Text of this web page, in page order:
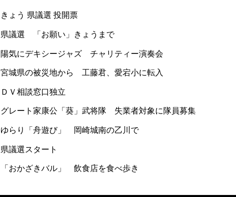
きょう 県議選 投開票
県議選 「お願い」きょうまで
陽気にデキシージャズ チャリティー演奏会
宮城県の被災地から 工藤君、愛宕小に転入
ＤＶ相談窓口独立
グレート家康公「葵」武将隊 失業者対象に隊員募集
ゆらり「舟遊び」 岡崎城南の乙川で
県議選スタート
「おかざきバル」 飲食店を食べ歩き